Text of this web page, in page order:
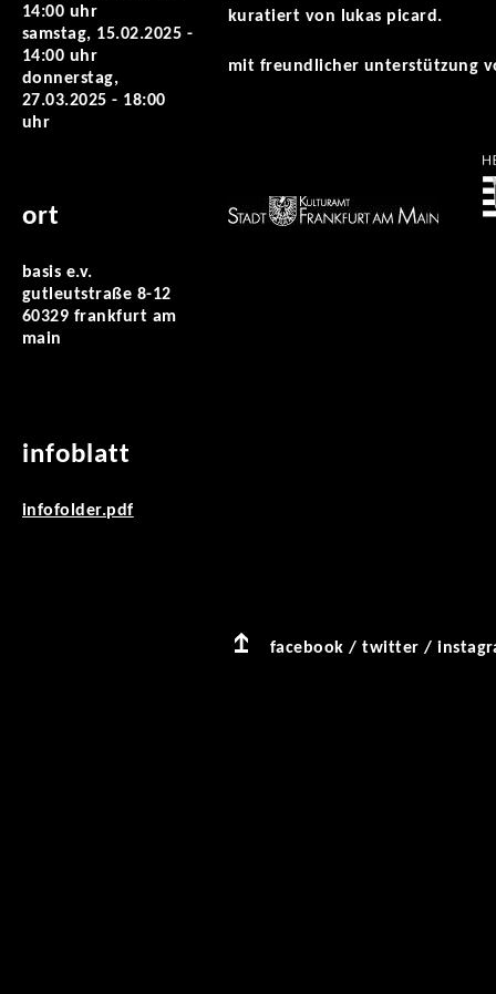
14:00 uhr
samstag, 15.02.2025 -
14:00 uhr
donnerstag,
27.03.2025 - 18:00
uhr
ort
basis e.v.
gutleutstraße 8-12
60329 frankfurt am
main
infoblatt
infofolder.pdf
kuratiert von lukas picard.
mit freundlicher unterstützung
facebook /twitter /